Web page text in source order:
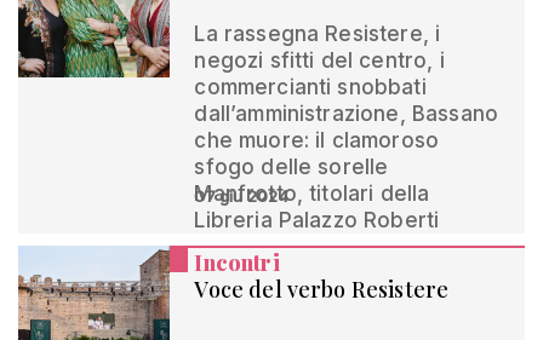
La rassegna Resistere, i
negozi sfitti del centro, i
commercianti snobbati
dall’amministrazione, Bassano
che muore: il clamoroso
sfogo delle sorelle
Manfrotto, titolari della
Libreria Palazzo Roberti
07 giu 2024
Incontri
Voce del verbo Resistere